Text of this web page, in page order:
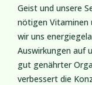
Geist und unsere
nötigen Vitaminen
wir uns
Auswirkungen auf
gut genährter
verbessert die